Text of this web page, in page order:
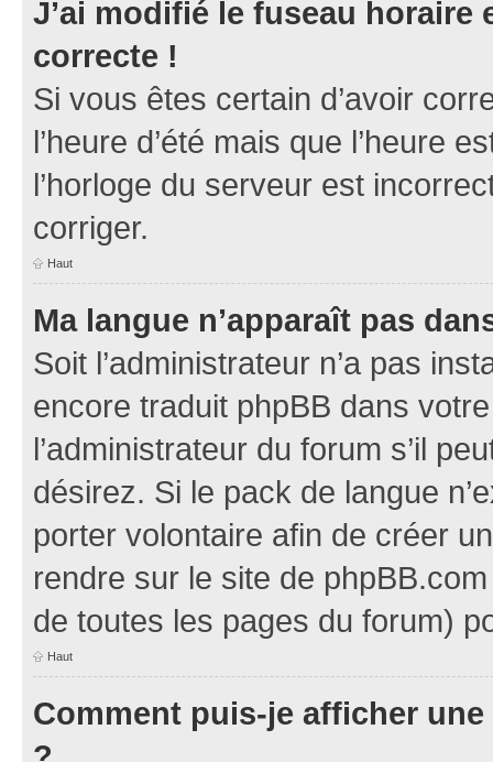
J’ai modifié le fuseau horaire
correcte !
Si vous êtes certain d’avoir
l’heure d’été mais que l’heure
l’horloge du serveur est
corriger.
Haut
Ma langue n’apparaît pas
Soit l’administrateur n’a pas
encore traduit phpBB dans
l’administrateur du forum s’il
désirez. Si le pack de langue
porter volontaire afin de créer
rendre sur le site de
de toutes les pages du forum)
Haut
Comment puis-je afficher